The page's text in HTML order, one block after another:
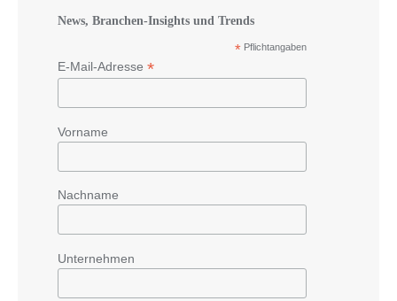
News, Branchen-Insights und Trends
* Pflichtangaben
E-Mail-Adresse *
Vorname
Nachname
Unternehmen